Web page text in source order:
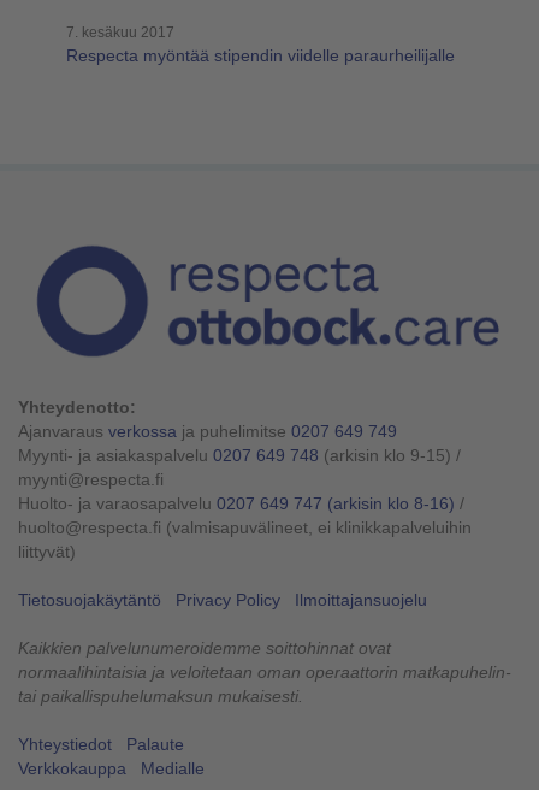
7. kesäkuu 2017
Respecta myöntää stipendin viidelle paraurheilijalle
Yhteydenotto:
Ajanvaraus verkossa ja puhelimitse 0207 649 749
Myynti- ja asiakaspalvelu 0207 649 748 (arkisin klo 9-15) /
myynti@respecta.fi
Huolto- ja varaosapalvelu 0207 649 747 (arkisin klo 8-16) /
huolto@respecta.fi (valmisapuvälineet, ei klinikkapalveluihin
liittyvät)
Tietosuojakäytäntö Privacy Policy Ilmoittajansuojelu
Kaikkien palvelunumeroidemme soittohinnat ovat
normaalihintaisia ja veloitetaan oman operaattorin matkapuhelin-
tai paikallispuhelumaksun mukaisesti.
Yhteystiedot
Palaute
Verkkokauppa
Medialle